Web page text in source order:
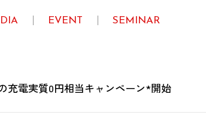
EVENT SEMINAR
充電実質0円相当キャンペーン*開始